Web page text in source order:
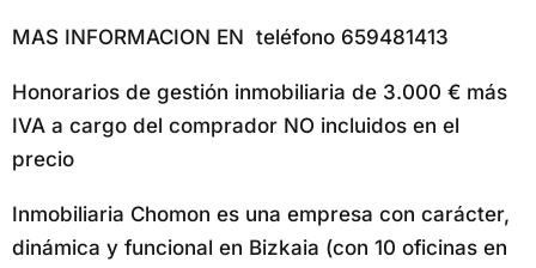
MAS INFORMACION EN teléfono 659481413
Honorarios de gestión inmobiliaria de 3.000 € más
IVA a cargo del comprador NO incluidos en el
precio
Inmobiliaria Chomon es una empresa con carácter,
dinámica y funcional en Bizkaia (con 10 oficinas en